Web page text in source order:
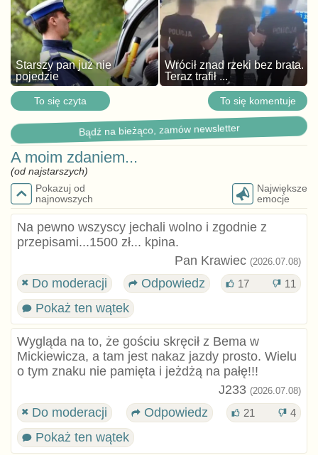
Starszy pan już nie
pojedzie
Wrócił znad rzeki bez brata.
Teraz trafił ...
To się czyta To się komentuje
Bądź na bieżąco, zamów newsletter
A moim zdaniem...
(od najstarszych)
Pokazuj od
najnowszych
Największe
emocje
Na pewno wszyscy jechali wolno i zgodnie z
przepisami...1500 zł... kpina.
Pan Krawiec (2026.07.08)
Do moderacji Odpowiedz 17 11
Pokaż ten wątek
Wygląda na to, że gościu skręcił z Bema w
Mickiewicza, a tam jest nakaz jazdy prosto. Wielu
o tym znaku nie pamięta i jeżdżą na pałę!!!
J233 (2026.07.08)
Do moderacji Odpowiedz 21 4
Pokaż ten wątek